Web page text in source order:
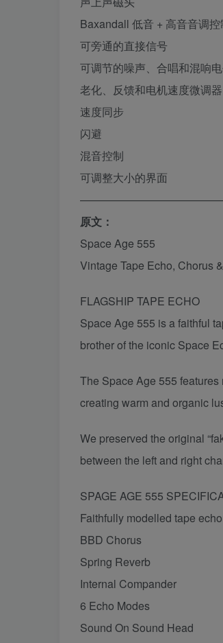
Baxandall 低音 + 高音音调控
可旁通的直接信号
可调节的噪声、合唱和混响
老化、反馈和电机速度微调器
速度同步
闪避
混音控制
可调整大小的界面
原文：
Space Age 555
Vintage Tape Echo, Chorus
FLAGSHIP TAPE ECHO
Space Age 555 is a faithful
brother of the iconic Space
The Space Age 555
creating warm and organic
We preserved the original
between the left and right
SPAGE AGE 555
Faithfully modelled tape echo
BBD Chorus
Spring Reverb
Internal Compander
6 Echo Modes
Sound On Sound Head